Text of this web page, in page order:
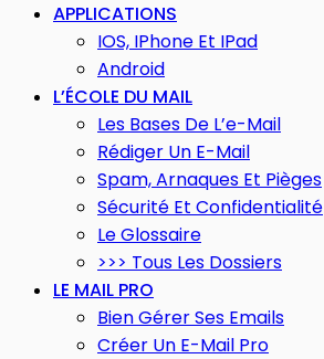
APPLICATIONS
IOS, IPhone Et IPad
Android
L’ÉCOLE DU MAIL
Les Bases De L’e-Mail
Rédiger Un E-Mail
Spam, Arnaques Et Pièges
Sécurité Et Confidentialité
Le Glossaire
>>> Tous Les Dossiers
LE MAIL PRO
Bien Gérer Ses Emails
Créer Un E-Mail Pro